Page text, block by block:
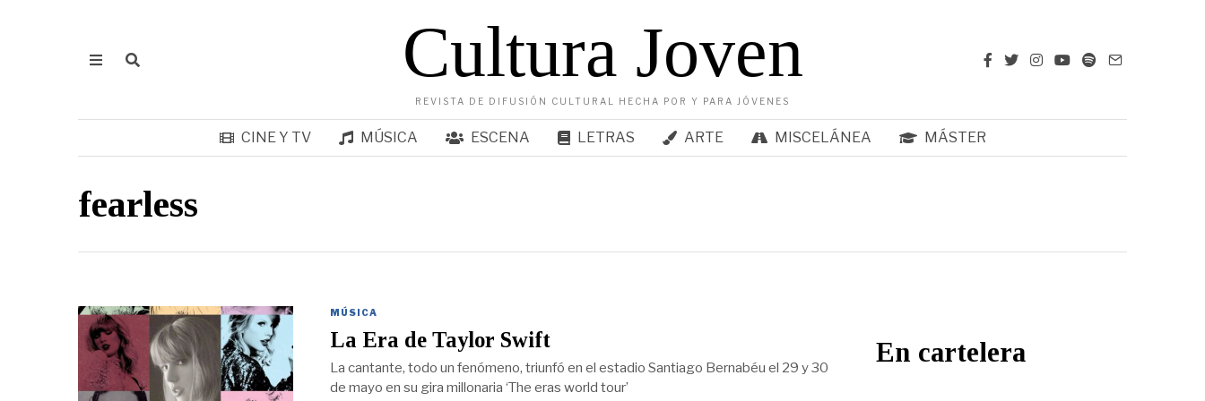
Cultura Joven
REVISTA DE DIFUSIÓN CULTURAL HECHA POR Y PARA JÓVENES
CINE Y TV MÚSICA ESCENA LETRAS ARTE MISCELÁNEA MÁSTER
fearless
MÚSICA
La Era de Taylor Swift
La cantante, todo un fenómeno, triunfó en el estadio Santiago Bernabéu el 29 y 30
de mayo en su gira millonaria ‘The eras world tour’
En cartelera